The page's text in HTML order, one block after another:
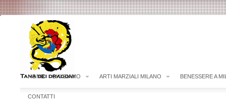
HOME CHI SIAMO ARTI MARZIALI MILANO BENESSERE A
CONTATTI